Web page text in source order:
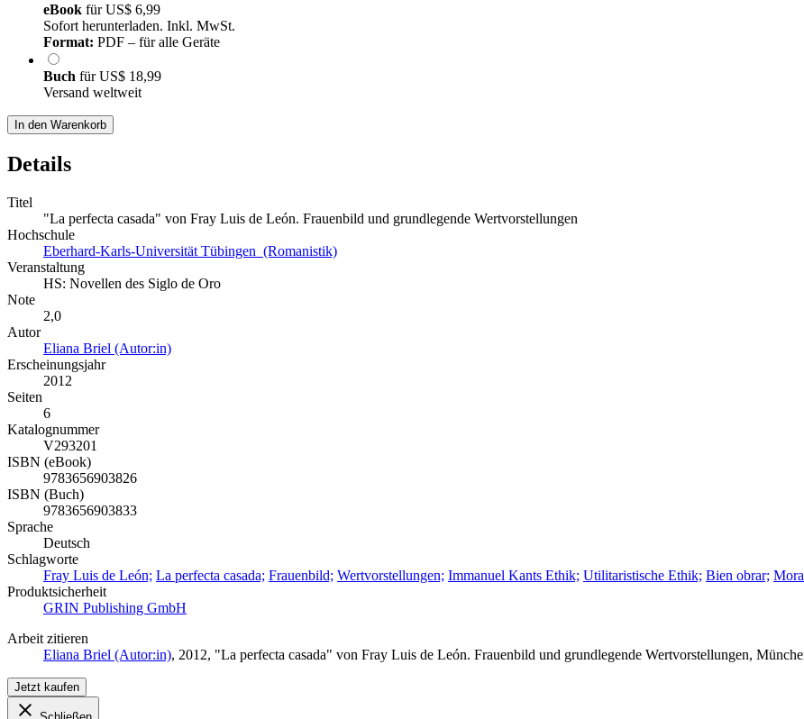
eBook fürUS$ 6,99
Sofort herunterladen. Inkl. MwSt.
Format: PDF – für alle Geräte
Buch fürUS$ 18,99
Versand weltweit
In den Warenkorb
Details
Titel
"La perfecta casada" von Fray Luis de León. Frauenbild und grundlegende Wertvorstellungen
Hochschule
Eberhard-Karls-Universität Tübingen (Romanistik)
Veranstaltung
HS: Novellen des Siglo de Oro
Note
2,0
Autor
Eliana Briel (Autor:in)
Erscheinungsjahr
2012
Seiten
6
Katalognummer
V293201
ISBN (eBook)
9783656903826
ISBN (Buch)
9783656903833
Sprache
Deutsch
Schlagworte
Fray Luis de León; La perfecta casada; Frauenbild; Wertvorstellungen; Immanuel Kants Ethik; Utilitaristische Ethik; Bien obrar;
Produktsicherheit
GRIN Publishing GmbH
Arbeit zitieren
Eliana Briel (Autor:in), 2012, "La perfecta casada" von Fray Luis de León. Frauenbild und grundlegende Wertvorstellungen,
Jetzt kaufen